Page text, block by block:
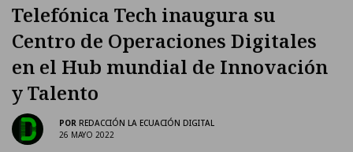
Telefónica Tech inaugura su
Centro de Operaciones Digitales
en el Hub mundial de Innovación
y Talento
POR REDACCIÓN LA ECUACIÓN DIGITAL
26 MAYO 2022